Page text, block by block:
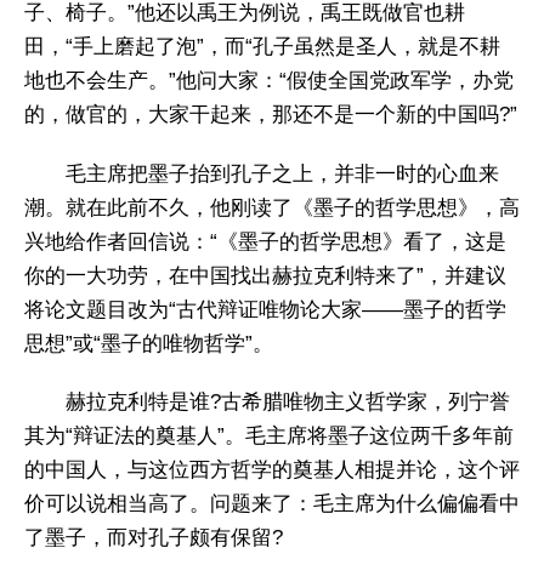
子、椅子。”他还以禹王为例说，禹王既做官也耕
田，“手上磨起了泡”，而“孔子虽然是圣人，就是不耕
地也不会生产。”他问大家：“假使全国党政军学，办党
的，做官的，大家干起来，那还不是一个新的中国吗?”
毛主席把墨子抬到孔子之上，并非一时的心血来
潮。就在此前不久，他刚读了《墨子的哲学思想》，高
兴地给作者回信说：“《墨子的哲学思想》看了，这是
你的一大功劳，在中国找出赫拉克利特来了”，并建议
将论文题目改为“古代辩证唯物论大家——墨子的哲学
思想”或“墨子的唯物哲学”。
赫拉克利特是谁?古希腊唯物主义哲学家，列宁誉
其为“辩证法的奠基人”。毛主席将墨子这位两千多年前
的中国人，与这位西方哲学的奠基人相提并论，这个评
价可以说相当高了。问题来了：毛主席为什么偏偏看中
了墨子，而对孔子颇有保留?